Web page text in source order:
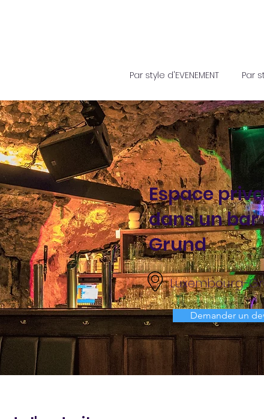
Par style d'EVENEMENT Par
Espace
dans un bar
Grund
Luxembourg-
Demander un